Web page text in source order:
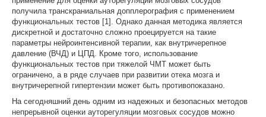
получила транскраниальная допплерография с применением
функциональных тестов [1]. Однако данная методика является
дискретной и достаточно сложно проецируется на такие
параметры нейроинтенсивной терапии, как внутричерепное
давление (ВЧД) и ЦПД. Кроме того, использование
функциональных тестов при тяжелой ЧМТ может быть
ограничено, а в ряде случаев при развитии отека мозга и
внутричерепной гипертензии может быть противопоказано.
На сегодняшний день одним из надежных и безопасных методов
непрерывной оценки ауторегуляции мозговых сосудов можно